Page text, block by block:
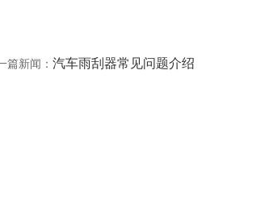
篇新闻： 汽车雨刮器常见问题介绍